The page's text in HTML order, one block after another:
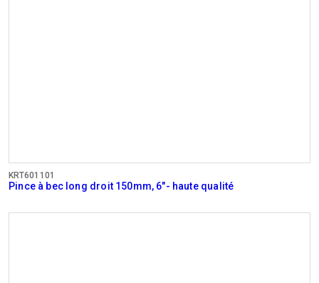
KRT601101
Pince à bec long droit 150mm, 6"- haute qualité